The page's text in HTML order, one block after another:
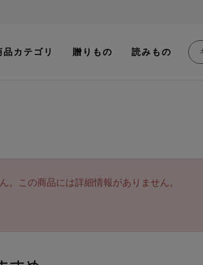
品カテゴリ 贈りもの 読みもの
。この商品には詳細情報がありません。